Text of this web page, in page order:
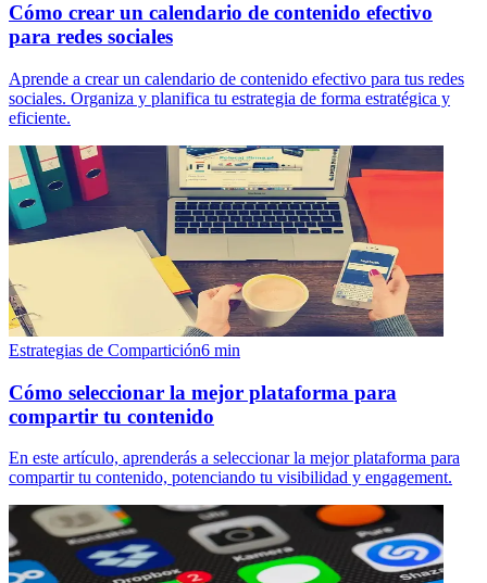
Cómo crear un calendario de contenido efectivo
para redes sociales
Aprende a crear un calendario de contenido efectivo para tus redes
sociales. Organiza y planifica tu estrategia de forma estratégica y
eficiente.
Estrategias de Compartición6 min
Cómo seleccionar la mejor plataforma para
compartir tu contenido
En este artículo, aprenderás a seleccionar la mejor plataforma para
compartir tu contenido, potenciando tu visibilidad y engagement.